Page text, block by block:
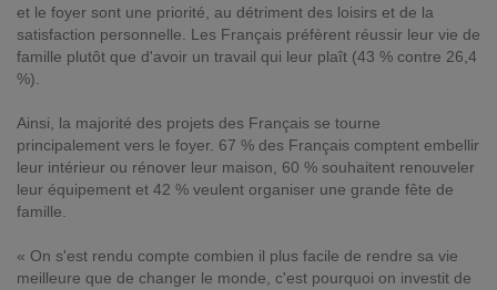
et le foyer sont une priorité, au détriment des loisirs et de la
satisfaction personnelle. Les Français préfèrent réussir leur vie de
famille plutôt que d'avoir un travail qui leur plaît (43 % contre 26,4
%).
Ainsi, la majorité des projets des Français se tourne
principalement vers le foyer. 67 % des Français comptent embellir
leur intérieur ou rénover leur maison, 60 % souhaitent renouveler
leur équipement et 42 % veulent organiser une grande fête de
famille.
« On s'est rendu compte combien il plus facile de rendre sa vie
meilleure que de changer le monde, c'est pourquoi on investit de